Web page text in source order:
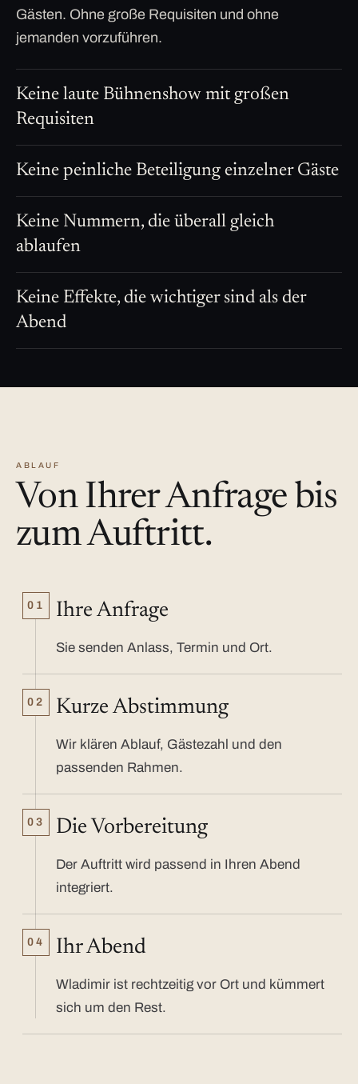
Gästen. Ohne große Requisiten und ohne
jemanden vorzuführen.
Keine laute Bühnenshow mit großen
Requisiten
Keine peinliche Beteiligung einzelner Gäste
Keine Nummern, die überall gleich
ablaufen
Keine Effekte, die wichtiger sind als der
Abend
ABLAUF
Von Ihrer Anfrage bis
zum Auftritt.
01 Ihre Anfrage
Sie senden Anlass, Termin und Ort.
02 Kurze Abstimmung
Wir klären Ablauf, Gästezahl und den
passenden Rahmen.
03 Die Vorbereitung
Der Auftritt wird passend in Ihren Abend
integriert.
04 Ihr Abend
Wladimir ist rechtzeitig vor Ort und kümmert
sich um den Rest.